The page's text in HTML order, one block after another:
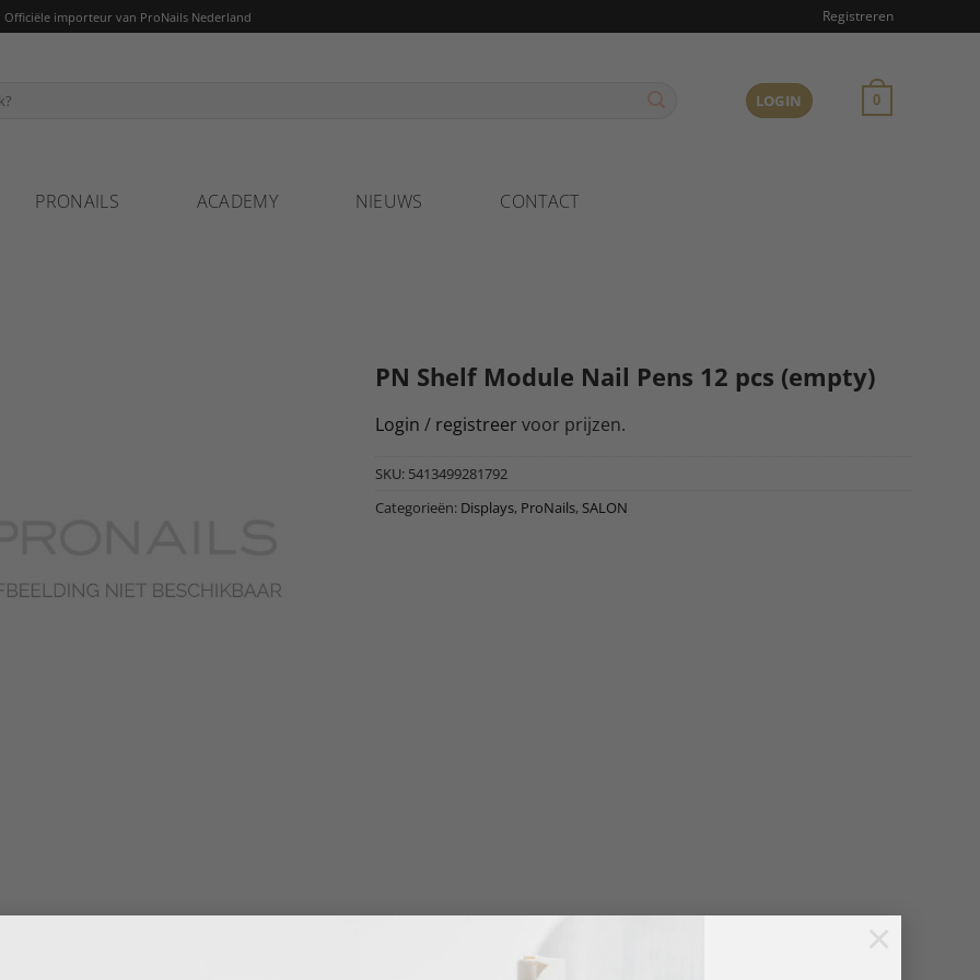
×
importeur van ProNails Nederland Registreren
LOGIN 0
PRONAILS ACADEMY NIEUWS CONTACT
PN Shelf Module Nail Pens 12 pcs (empty)
Login / registreer voor prijzen.
SKU: 5413499281792
Categorieën: Displays, ProNails, SALON